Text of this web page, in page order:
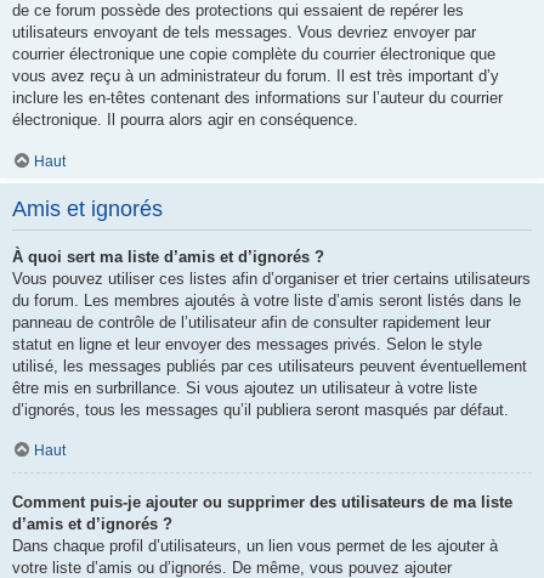
de ce forum possède des protections qui essaient de repérer les
utilisateurs envoyant de tels messages. Vous devriez envoyer par
courrier électronique une copie complète du courrier électronique que
vous avez reçu à un administrateur du forum. Il est très important d’y
inclure les en-têtes contenant des informations sur l’auteur du courrier
électronique. Il pourra alors agir en conséquence.
Haut
Amis et ignorés
À quoi sert ma liste d’amis et d’ignorés ?
Vous pouvez utiliser ces listes afin d’organiser et trier certains utilisateurs
du forum. Les membres ajoutés à votre liste d’amis seront listés dans le
panneau de contrôle de l’utilisateur afin de consulter rapidement leur
statut en ligne et leur envoyer des messages privés. Selon le style
utilisé, les messages publiés par ces utilisateurs peuvent éventuellement
être mis en surbrillance. Si vous ajoutez un utilisateur à votre liste
d’ignorés, tous les messages qu’il publiera seront masqués par défaut.
Haut
Comment puis-je ajouter ou supprimer des utilisateurs de ma liste
d’amis et d’ignorés ?
Dans chaque profil d’utilisateurs, un lien vous permet de les ajouter à
votre liste d’amis ou d’ignorés. De même, vous pouvez ajouter